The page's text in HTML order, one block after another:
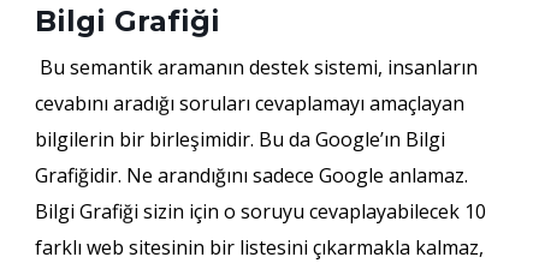
Bilgi Grafiği
Bu semantik aramanın destek sistemi, insanların
cevabını aradığı soruları cevaplamayı amaçlayan
bilgilerin bir birleşimidir. Bu da Google’ın Bilgi
Grafiğidir. Ne arandığını sadece Google anlamaz.
Bilgi Grafiği sizin için o soruyu cevaplayabilecek 10
farklı web sitesinin bir listesini çıkarmakla kalmaz,